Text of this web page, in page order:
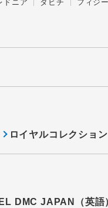
ドニア タヒチ フィジー
ロイヤルコレクション
DMC JAPAN（英語